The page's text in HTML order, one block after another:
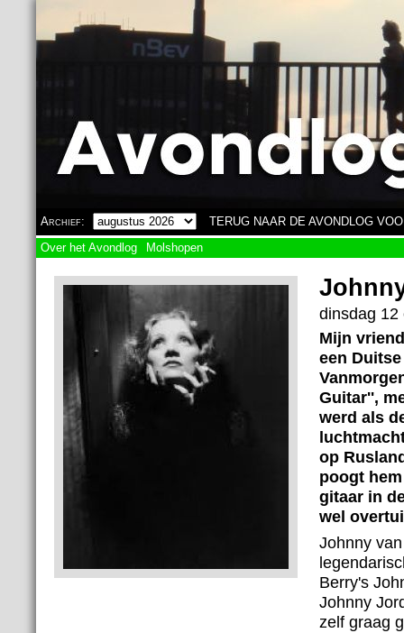
Overslaan en naar de algemene inhoud gaan
Archief:
TERUG NAAR DE AVONDLOG
Over het Avondlog
Molshopen
dinsdag 12
Mijn
een
Guitar'',
werd als
op
poogt
gitaar in
wel
Johnny
Berry's
Johnny
zelf graag